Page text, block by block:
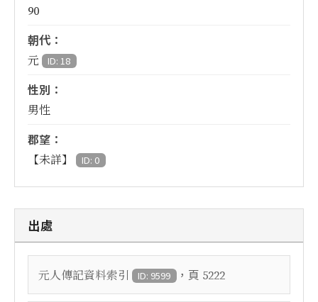
90
朝代：
元 ID: 18
性別：
男性
郡望：
【未詳】 ID: 0
出處
元人傳記資料索引 ID: 9599 ，頁 5222